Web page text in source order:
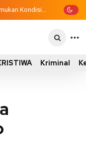
Kondisi
di Tengah
Kriminal